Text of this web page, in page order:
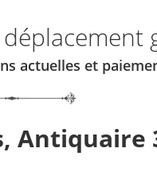
actuelles et
Antiquaire